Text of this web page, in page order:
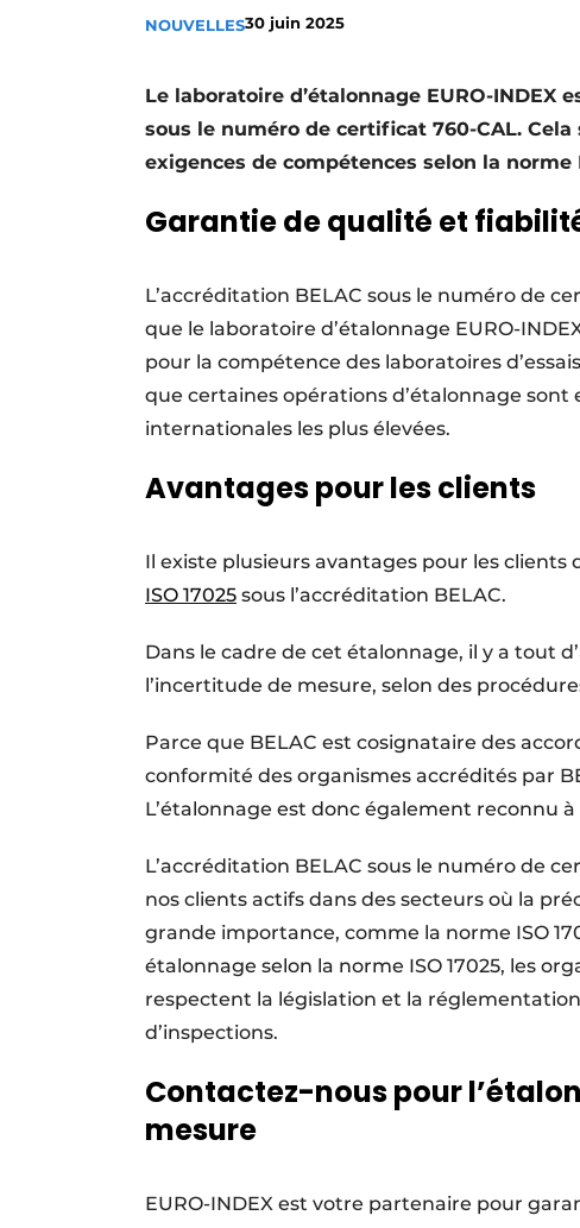
S’inscrire à l’événement
Termes et conditions
NOUVELLES30 juin 2025
Le laboratoire d’étalonnage EURO-INDEX
sous le numéro de certificat 760-CAL.
exigences de compétences selon la norme
Garantie de qualité et
L’accréditation BELAC sous le numéro de
que le laboratoire d’étalonnage EURO-
pour la compétence des laboratoires
que certaines opérations d’étalonnage
internationales les plus élevées.
Avantages pour les clients
Il existe plusieurs avantages pour les clients
ISO 17025 sous l’accréditation BELAC.
Dans le cadre de cet étalonnage, il y a tout
l’incertitude de mesure, selon des
Parce que BELAC est cosignataire des
conformité des organismes accrédités par
L’étalonnage est donc également reconnu à
L’accréditation BELAC sous le numéro de
nos clients actifs dans des secteurs où la
grande importance, comme la norme ISO
étalonnage selon la norme ISO 17025, les
respectent la législation et la
d’inspections.
Contactez-nous pour
mesure
EURO-INDEX est votre partenaire pour